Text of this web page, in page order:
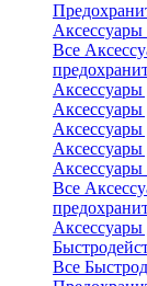
Все
Аксессуары
Аксессуары
Все
Все